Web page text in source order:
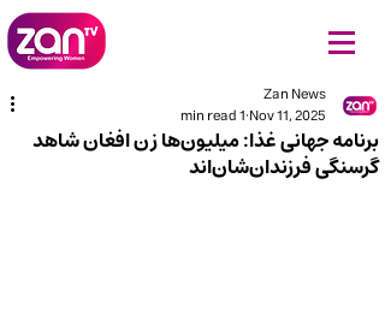
برنامه جهانی غذا: میلیون‌ها زن افغان شاهد
گرسنگی فرزندان‌شان‌اند
Zan News
Nov 11, 2025
1 min read